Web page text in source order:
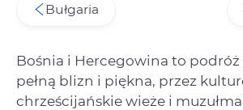
Bułgaria
Bośnia i Hercegowina to
pełną blizn i piękna, przez
chrześcijańskie wieże i